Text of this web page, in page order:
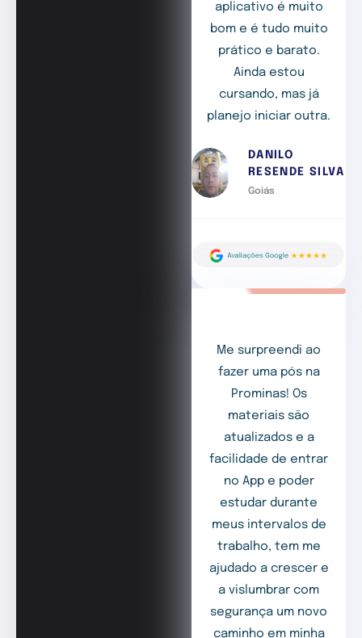
aplicativo é muito
bom e é tudo muito
prático e barato.
Ainda estou
cursando, mas já
planejo iniciar outra.
DANILO
RESENDE SILVA
Goiás
Me surpreendi ao
fazer uma pós na
Prominas! Os
materiais são
atualizados e a
facilidade de entrar
no App e poder
estudar durante
meus intervalos de
trabalho, tem me
ajudado a crescer e
a vislumbrar com
segurança um novo
caminho em minha